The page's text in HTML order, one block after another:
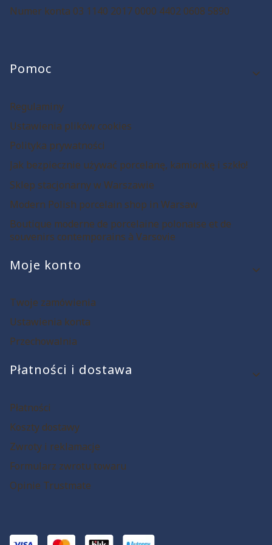
Numer konta 03 1140 2017 0000 4402 0608 5890
Linki w stopce
Pomoc
Regulaminy
Ustawienia plików cookies
Polityka prywatności
Jak bezpiecznie używać porcelanę, kamionkę i szkło!
Sklep stacjonarny w Warszawie
Modern Polish porcelain shop in Warsaw
Boutique moderne de porcelaine polonaise et de
souvenirs contemporains à Varsovie
Moje konto
Twoje zamówienia
Ustawienia konta
Przechowalnia
Płatności i dostawa
Płatności
Koszty dostawy
Zwroty i reklamacje
Formularz zwrotu towaru
Opinie Trustmate